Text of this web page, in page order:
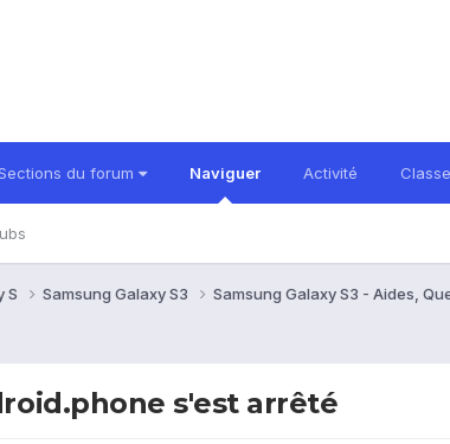
Sections du forum Naviguer Activité
S Samsung Galaxy S3
Samsung Galaxy S3 - Aides,
s'est arrêté